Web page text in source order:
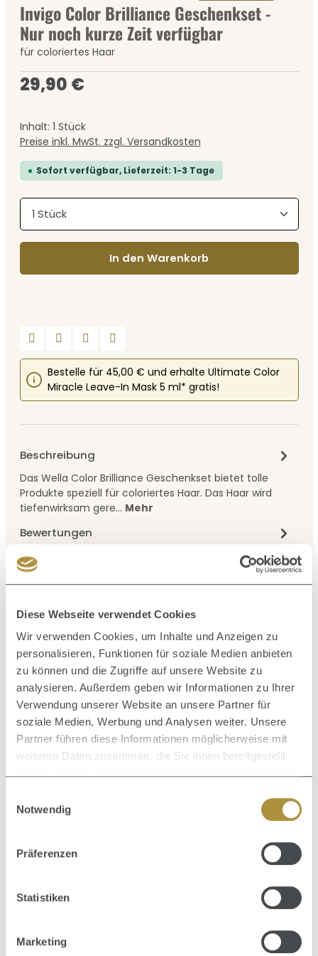
Diese Webseite verwendet Cookies
Wir verwenden Cookies, um Inhalte und Anzeigen zu
personalisieren, Funktionen für soziale Medien anbieten
zu können und die Zugriffe auf unsere Website zu
analysieren. Außerdem geben wir Informationen zu Ihrer
Verwendung unserer Website an unsere Partner für
soziale Medien, Werbung und Analysen weiter. Unsere
Partner führen diese Informationen möglicherweise mit
weiteren Daten zusammen, die Sie ihnen bereitgestellt
Notwendig
Präferenzen
Statistiken
Marketing
Invigo Color Brilliance Geschenkset -
Nur noch kurze Zeit verfügbar
für coloriertes Haar
Regulärer Preis:
29,90 €
Inhalt: 1 Stück
Preise inkl. MwSt. zzgl. Versandkosten
Sofort verfügbar, Lieferzeit: 1-3 Tage
Produkt Anzahl: Gib den gewünschten Wert
In den Warenkorb
Bestelle für 45,00 € und erhalte Ultimate Color
Miracle Leave-In Mask 5 ml* gratis!
Beschreibung
Das Wella Color Brilliance Geschenkset bietet tolle
Produkte speziell für coloriertes Haar. Das Haar wird
tiefenwirksam gere… Mehr
Bewertungen
Produktgalerie überspringen
Ähnliche Artikel
Durchschnittliche Bewertung von 0 von 5 Sternen
Color Brilliance Duo Geschenkset - Nur noch
kurze Zeit verfügbar
Regulärer Preis:
36,90 €